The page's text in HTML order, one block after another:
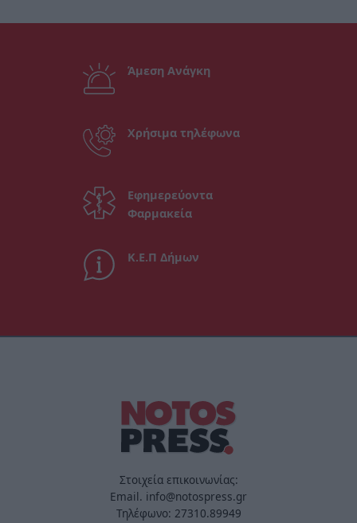
Άμεση Ανάγκη
Χρήσιμα τηλέφωνα
Εφημερεύοντα
Φαρμακεία
Κ.Ε.Π Δήμων
Στοιχεία επικοινωνίας:
Email. info@notospress.gr
Τηλέφωνο: 27310.89949